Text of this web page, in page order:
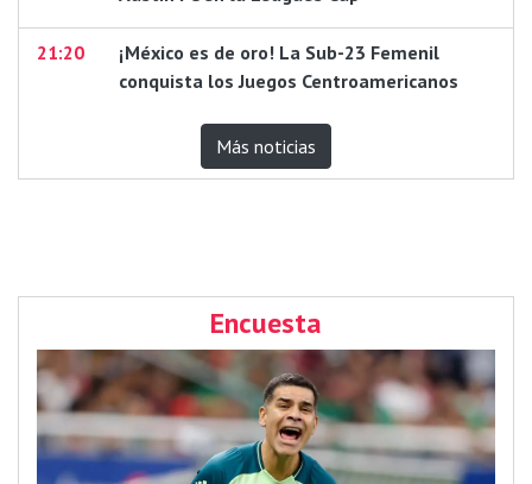
21:20
¡México es de oro! La Sub-23 Femenil
conquista los Juegos Centroamericanos
Más noticias
Encuesta